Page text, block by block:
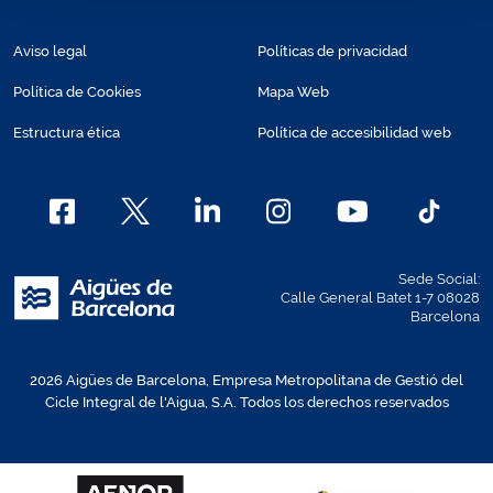
Aviso legal
Política de Cookies
Estructura ética
Políticas de privacidad
Mapa Web
Política de accesibilidad web
Sede Social:
Calle General Batet 1-7 08028
Barcelona
2026 Aigües de Barcelona, Empresa Metropolitana de Gestió del
Cicle Integral de l'Aigua, S.A. Todos los derechos reservados